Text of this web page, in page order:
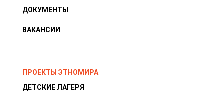
ДОКУМЕНТЫ
ВАКАНСИИ
ПРОЕКТЫ ЭТНОМИРА
ДЕТСКИЕ ЛАГЕРЯ